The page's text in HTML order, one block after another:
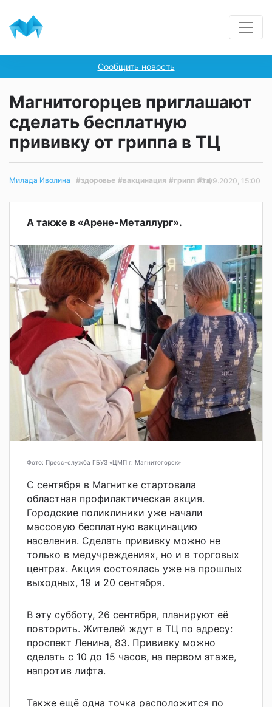
Сообщить новость
Магнитогорцев приглашают
сделать бесплатную
прививку от гриппа в ТЦ
Милада Иволина #здоровье #вакцинация #грипп #тц
23.09.2020, 15:00
А также в «Арене-Металлург».
Фото: Пресс-служба ГБУЗ «ЦМП г. Магнитогорск»
С сентября в Магнитке стартовала
областная профилактическая акция.
Городские поликлиники уже начали
массовую бесплатную вакцинацию
населения. Сделать прививку можно не
только в медучреждениях, но и в торговых
центрах. Акция состоялась уже на прошлых
выходных, 19 и 20 сентября.
В эту субботу, 26 сентября, планируют её
повторить. Жителей ждут в ТЦ по адресу:
проспект Ленина, 83. Прививку можно
сделать с 10 до 15 часов, на первом этаже,
напротив лифта.
Также ещё одна точка расположится по